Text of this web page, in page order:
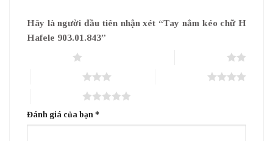
Hãy là người đầu tiên nhận xét “Tay nắm kéo chữ H
Hafele 903.01.843”
Đánh giá của bạn *